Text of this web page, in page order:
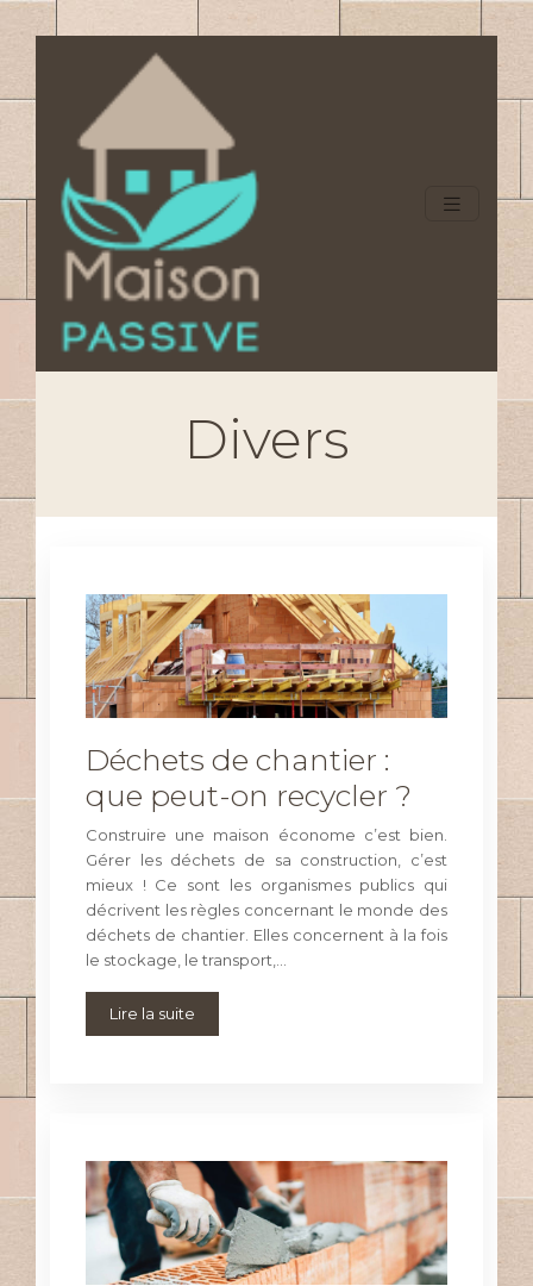
Divers
Déchets de chantier :
que peut-on recycler ?
Construire une maison économe c’est bien.
Gérer les déchets de sa construction, c’est
mieux ! Ce sont les organismes publics qui
décrivent les règles concernant le monde des
déchets de chantier. Elles concernent à la fois
le stockage, le transport,…
Lire la suite